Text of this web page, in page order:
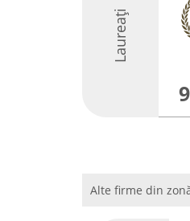
Laureați
Alte firme din